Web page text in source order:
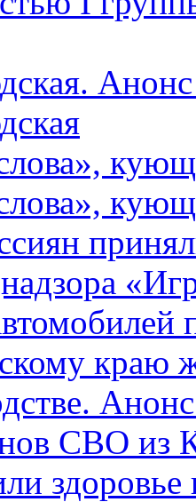
краю
СВО из